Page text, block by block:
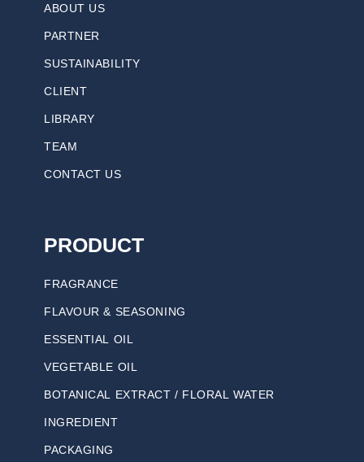
ABOUT US
PARTNER
SUSTAINABILITY
CLIENT
LIBRARY
TEAM
CONTACT US
PRODUCT
FRAGRANCE
FLAVOUR & SEASONING
ESSENTIAL OIL
VEGETABLE OIL
BOTANICAL EXTRACT / FLORAL WATER
INGREDIENT
PACKAGING